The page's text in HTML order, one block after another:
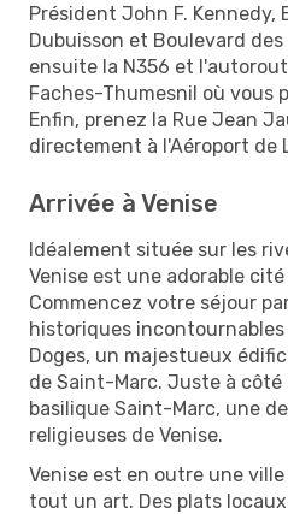
Président John F. Kennedy,
Dubuisson et Boulevard
ensuite la N356 et
Faches-Thumesnil où vous
Enfin, prenez la Rue Jean
directement à l'Aéroport de
Arrivée à Venise
Idéalement située sur les
Venise est une adorable
Commencez votre séjour
historiques incontournables
Doges, un majestueux
de Saint-Marc. Juste à
basilique Saint-Marc, une
religieuses de Venise.
Venise est en outre une
tout un art. Des plats